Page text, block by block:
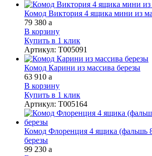
Комод Виктория 4 ящика мини из
79 380 a
В корзину
Купить в 1 клик
Артикул: Т005091
Комод Карини из массива березы
63 910 a
В корзину
Купить в 1 клик
Артикул: Т005164
Комод Флоренция 4 ящика (фальшь
березы
99 230 a